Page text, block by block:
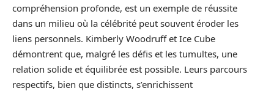
compréhension profonde, est un exemple de réussite
dans un milieu où la célébrité peut souvent éroder les
liens personnels. Kimberly Woodruff et Ice Cube
démontrent que, malgré les défis et les tumultes, une
relation solide et équilibrée est possible. Leurs parcours
respectifs, bien que distincts, s’enrichissent